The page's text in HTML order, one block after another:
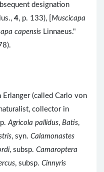
designation
4, p. 133), [ Muscicapa
capensis Linnaeus."
(called Carlo von
collector in
Agricola pallidus, Batis,
, syn. Calamonastes
, subsp. Camaroptera
, subsp. Cinnyris